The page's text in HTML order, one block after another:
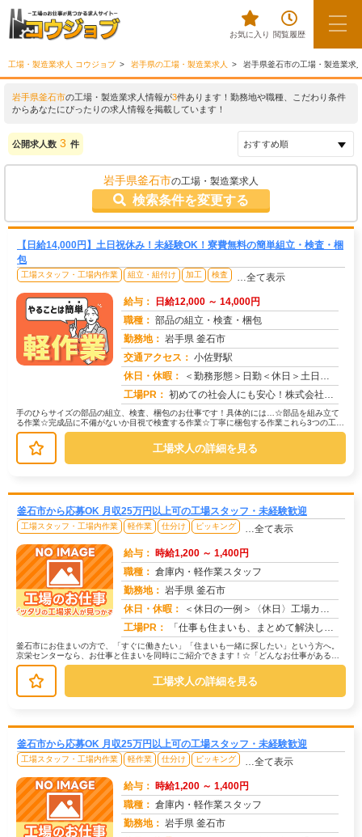
お気に入り 閲覧履歴
工場・製造業求人 コウジョブ 岩手県の工場・製造業求人 岩手県釜石市の工場・製造業求
岩手県釜石市の工場・製造業求人情報が3件あります！勤務地や職種、こだわり条件
からあなたにぴったりの求人情報を掲載しています！
公開求人数 3 件
岩手県釜石市の工場・製造業求人
検索条件を変更する
【日給14,000円】土日祝休み！未経験OK！寮費無料の簡単組立・検査・梱
包
工場スタッフ・工場内作業 組立・組付け 加工 検査 …全て表示
給与：
日給12,000 ～ 14,000円
職種： 部品の組立・検査・梱包
勤務地： 岩手県 釜石市
交通アクセス： 小佐野駅
休日・休暇：
＜勤務形態＞日勤＜休日＞土日祝日
工場PR： 初めての社会人にも安心！株式会社京栄センターで、新しい一歩を踏み出してみませんか？☆充実のサポート体制☆→専属スタ...
手のひらサイズの部品の組立、検査、梱包のお仕事です！具体的には…☆部品を組み立て
る作業☆完成品に不備がないか目視で検査する作業☆丁寧に梱包する作業これら3つの工程
を、一つずつ丁寧に進めていきます...
工場求人の詳細を見る
釜石市から応募OK 月収25万円以上可の工場スタッフ・未経験歓迎
工場スタッフ・工場内作業 軽作業 仕分け ピッキング …全て表示
給与： 時給1,200 ～ 1,400円
職種： 倉庫内・軽作業スタッフ
勤務地： 岩手県 釜石市
休日・休暇：
＜休日の一例＞〈休日〉工場カレンダーによる★年間休日120日以上のお仕事もあり（配属先による）★有給休暇あり※配属...
工場PR：
「仕事も住まいも、まとめて解決したい！」そんなあなたを応援します。株式会社京栄センターでは、全国の工場求人をご紹介...
釜石市にお住まいの方で、「すぐに働きたい」「住まいも一緒に探したい」という方へ。
京栄センターなら、お仕事と住まいを同時にご紹介できます！☆「どんなお仕事がある
の？」→ 製造・組立・検査・軽作業な...
工場求人の詳細を見る
釜石市から応募OK 月収25万円以上可の工場スタッフ・未経験歓迎
工場スタッフ・工場内作業 軽作業 仕分け ピッキング …全て表示
給与： 時給1,200 ～ 1,400円
職種： 倉庫内・軽作業スタッフ
勤務地： 岩手県 釜石市